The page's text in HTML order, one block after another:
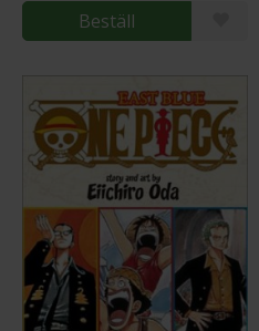
Beställ